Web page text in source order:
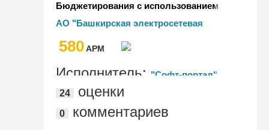
Бюджетирования с использованием
"1С:Предприятие 8. ERP Управление
предприятием 2"
АО "Башкирская электросетевая
580AРМ
Исполнитель: "Софт-портал"
24
оценки
0 комментариев